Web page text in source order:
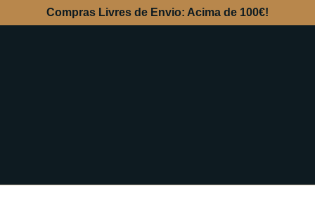
Compras Livres de Envio: Acima de 100€!